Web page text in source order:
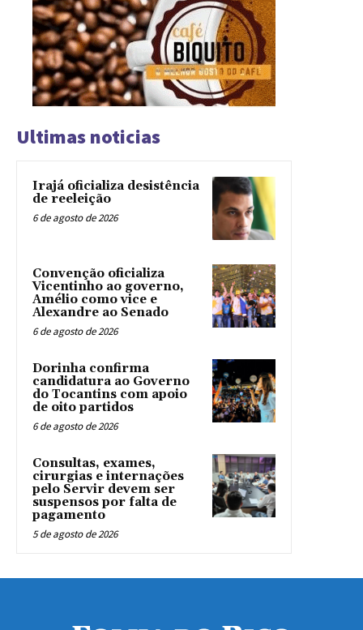
Ultimas noticias
Irajá oficializa desistência
de reeleição
6 de agosto de 2026
Convenção oficializa
Vicentinho ao governo,
Amélio como vice e
Alexandre ao Senado
6 de agosto de 2026
Dorinha confirma
candidatura ao Governo
do Tocantins com apoio
de oito partidos
6 de agosto de 2026
Consultas, exames,
cirurgias e internações
pelo Servir devem ser
suspensos por falta de
pagamento
5 de agosto de 2026